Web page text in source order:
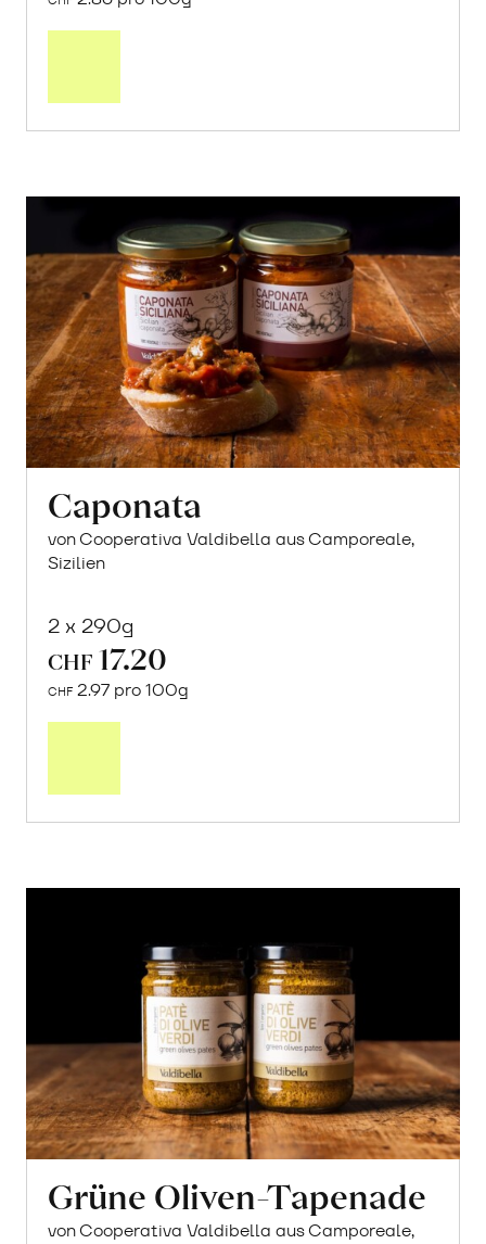
Caponata
von Cooperativa Valdibella aus Camporeale,
Sizilien
2 x 290g
CHF 17.20
CHF 2.97 pro 100g
Grüne Oliven-Tapenade
von Cooperativa Valdibella aus Camporeale,